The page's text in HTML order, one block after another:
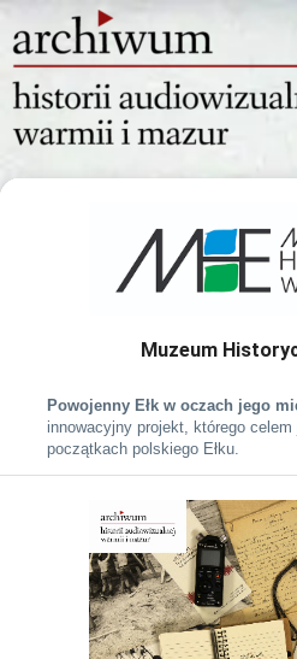
Muzeum
Powojenny Ełk w oczach jego
innowacyjny projekt, którego
początkach polskiego Ełku.